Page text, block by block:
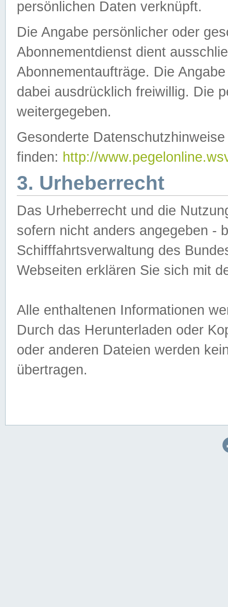
persönlichen Daten verknüpft.
Die Angabe persönlicher oder
Abonnementdienst dient
Abonnementaufträge. Die
dabei ausdrücklich freiwillig. Die
weitergegeben.
Gesonderte
finden: http://
3. Urheberrecht
Das Urheberrecht und die
sofern nicht anders angegeben -
Schifffahrtsverwaltung des
Webseiten erklären Sie sich mit
Alle enthaltenen Informationen
Durch das Herunterladen oder
oder anderen Dateien werden
übertragen.